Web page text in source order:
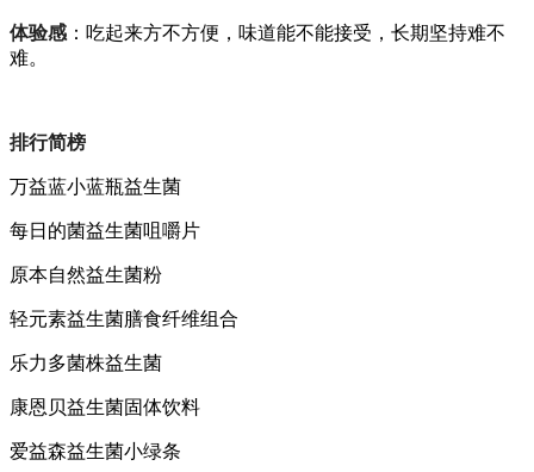
体验感 ：吃起来方不方便，味道能不能接受，长期坚持难不
难。
排行简榜
万益蓝小蓝瓶益生菌
每日的菌益生菌咀嚼片
原本自然益生菌粉
轻元素益生菌膳食纤维组合
乐力多菌株益生菌
康恩贝益生菌固体饮料
爱益森益生菌小绿条